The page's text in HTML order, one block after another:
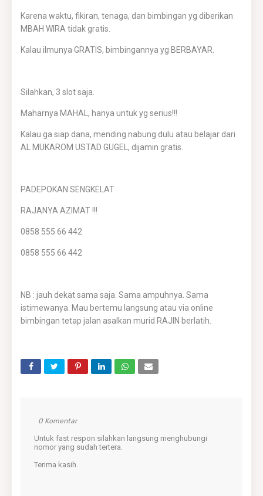
Karena waktu, fikiran, tenaga, dan bimbingan yg diberikan
MBAH WIRA tidak gratis.
Kalau ilmunya GRATIS, bimbingannya yg BERBAYAR.
Silahkan, 3 slot saja.
Maharnya MAHAL, hanya untuk yg serius!!!
Kalau ga siap dana, mending nabung dulu atau belajar dari
AL MUKAROM USTAD GUGEL, dijamin gratis.
PADEPOKAN SENGKELAT
RAJANYA AZIMAT !!!
0858 555 66 442
0858 555 66 442
NB : jauh dekat sama saja. Sama ampuhnya. Sama
istimewanya. Mau bertemu langsung atau via online
bimbingan tetap jalan asalkan murid RAJIN berlatih.
0 Komentar
Untuk fast respon silahkan langsung menghubungi
nomor yang sudah tertera.
Terima kasih.